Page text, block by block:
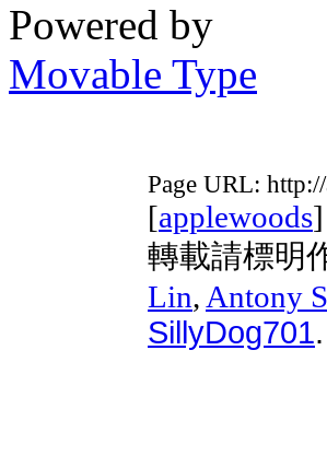
Powered by
Movable Type
Page URL:
[applewoods
轉載請標明
Lin, Antony
SillyDog701.